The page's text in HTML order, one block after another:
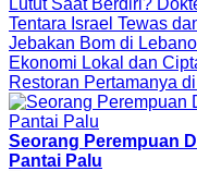
Lutut Saat Berdiri?
Tentara Israel Tewas
Jebakan Bom di
Ekonomi Lokal dan
Restoran Pertamanya
Seorang Perempuan
Pantai Palu